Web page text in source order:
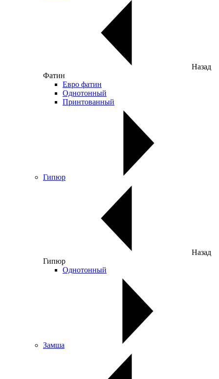
Назад
Фатин
Евро фатин
Однотонный
Принтованный
Гипюр
Назад
Гипюр
Однотонный
Замша